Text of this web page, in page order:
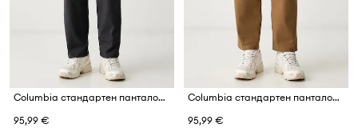
Columbia стандартен панталон дамски от памук ROC
95,99 €
Columbia стандартен панталон дамски от памук ROC
95,99 €